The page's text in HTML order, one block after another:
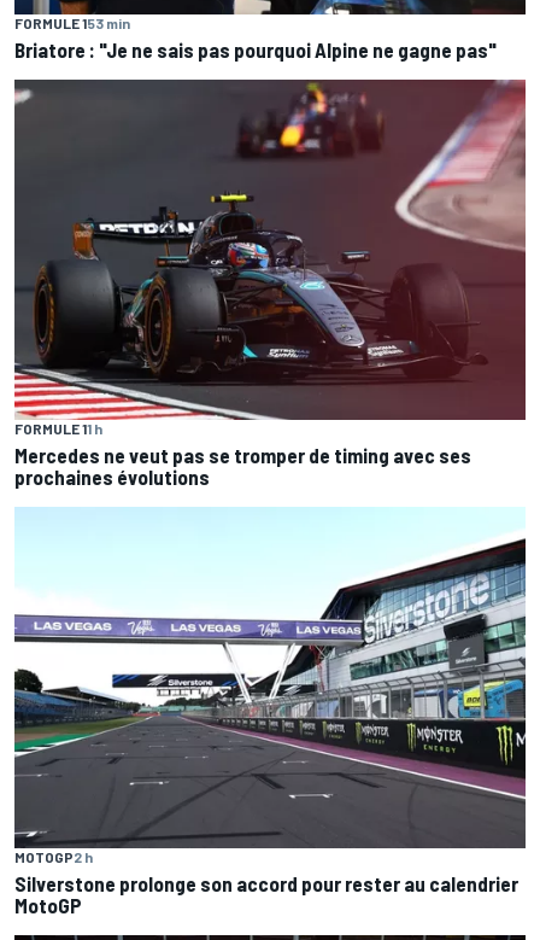
FORMULE 153 min
Briatore : "Je ne sais pas pourquoi Alpine ne gagne pas"
FORMULE 11 h
Mercedes ne veut pas se tromper de timing avec ses
prochaines évolutions
MOTOGP2 h
Silverstone prolonge son accord pour rester au calendrier
MotoGP